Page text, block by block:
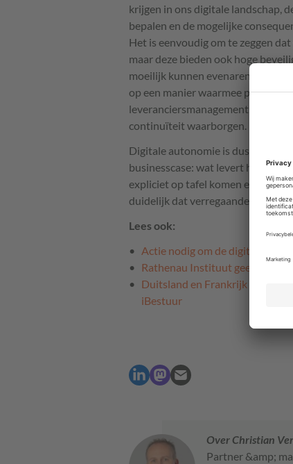
krijgen in ons digitale landschap,
bepalen en de mogelijke
Het is eenvoudig om te zeggen
maar deze bieden ook hoge
moeilijk kunnen evenaren. Soms
op een manier waarmee publieke
leveranciersmanagement,
continuïteit waarborgen.
Digitale autonomie is dus vooral
businesscase: wat levert het op,
expliciet op tafel komen en zich
duidelijk dat verregaande
Lees ook:
Actie nodig om de digitale
Rathenau Instituut geeft
Duitsland en Frankrijk zetten
iBestuur
Over Christian
Partner &amp;